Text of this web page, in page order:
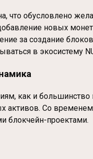
что обусловлено
новых
за создание
в экосистему
как и
активов. Со
блокчейн-проектами.